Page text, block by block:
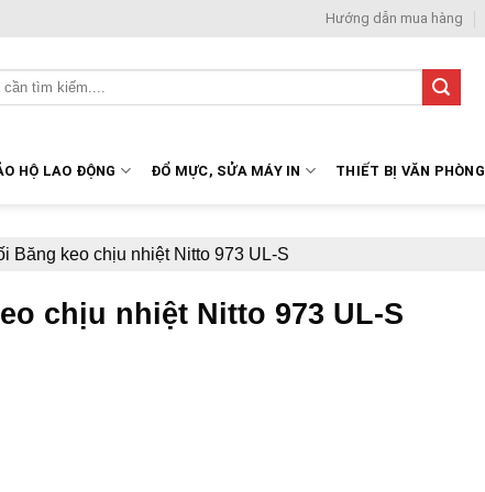
Hướng dẫn mua hàng
HỘ LAO ĐỘNG ĐỔ MỰC, SỬA MÁY IN THIẾT BỊ VĂN PHÒNG
Băng keo chịu nhiệt Nitto 973 UL-S
chịu nhiệt Nitto 973 UL-S